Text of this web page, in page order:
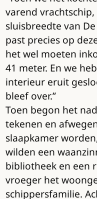
varend
sluisbreedte van
past precies op
het wel moeten
41 meter. En we
interieur eruit
bleef over.”
Toen begon het
tekenen en
slaapkamer
wilden een
bibliotheek en een
vroeger het
schippersfamilie.